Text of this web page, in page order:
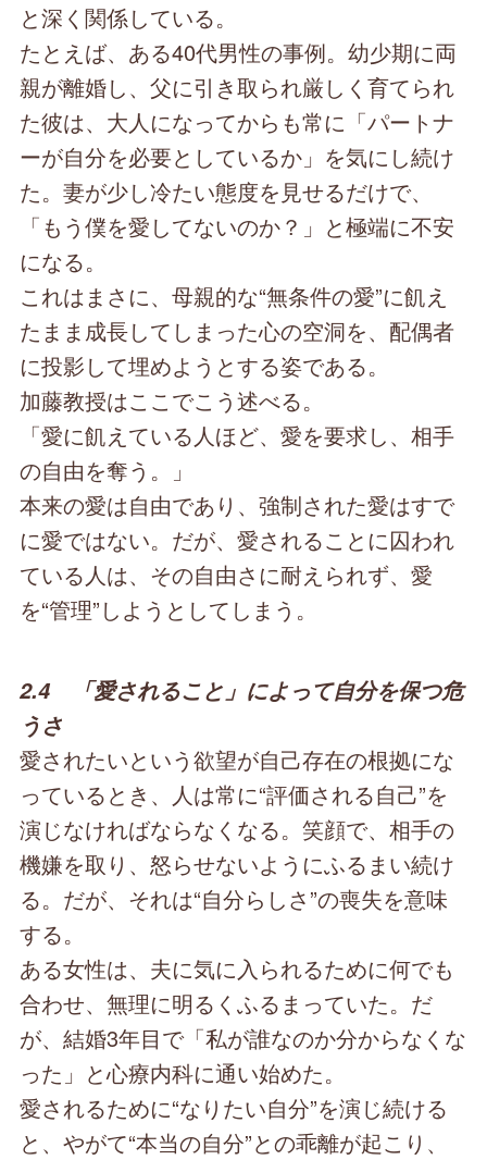
と深く関係している。
たとえば、ある40代男性の事例。幼少期に両
親が離婚し、父に引き取られ厳しく育てられ
た彼は、大人になってからも常に「パートナ
ーが自分を必要としているか」を気にし続け
た。妻が少し冷たい態度を見せるだけで、
「もう僕を愛してないのか？」と極端に不安
になる。
これはまさに、母親的な“無条件の愛”に飢え
たまま成長してしまった心の空洞を、配偶者
に投影して埋めようとする姿である。
加藤教授はここでこう述べる。
「愛に飢えている人ほど、愛を要求し、相手
の自由を奪う。」
本来の愛は自由であり、強制された愛はすで
に愛ではない。だが、愛されることに囚われ
ている人は、その自由さに耐えられず、愛
を“管理”しようとしてしまう。
2.4 「愛されること」によって自分を保つ危
うさ
愛されたいという欲望が自己存在の根拠にな
っているとき、人は常に“評価される自己”を
演じなければならなくなる。笑顔で、相手の
機嫌を取り、怒らせないようにふるまい続け
る。だが、それは“自分らしさ”の喪失を意味
する。
ある女性は、夫に気に入られるために何でも
合わせ、無理に明るくふるまっていた。だ
が、結婚3年目で「私が誰なのか分からなくな
った」と心療内科に通い始めた。
愛されるために“なりたい自分”を演じ続ける
と、やがて“本当の自分”との乖離が起こり、